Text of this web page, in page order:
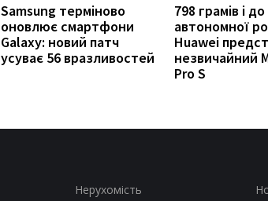
Samsung терміново
оновлює смартфони
Galaxy: новий патч
усуває 56 вразливостей
798 грамів і
автономної
Huawei
незвичайний
Pro S
Нерухомість